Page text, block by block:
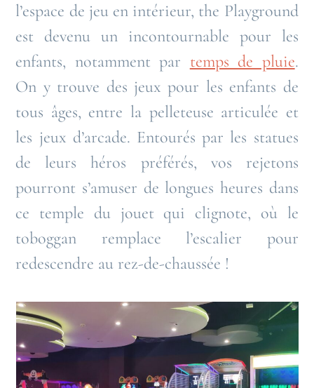
l’espace de jeu en intérieur, the Playground
est devenu un incontournable pour les
enfants, notamment par temps de pluie.
On y trouve des jeux pour les enfants de
tous âges, entre la pelleteuse articulée et
les jeux d’arcade. Entourés par les statues
de leurs héros préférés, vos rejetons
pourront s’amuser de longues heures dans
ce temple du jouet qui clignote, où le
toboggan remplace l’escalier pour
redescendre au rez-de-chaussée !